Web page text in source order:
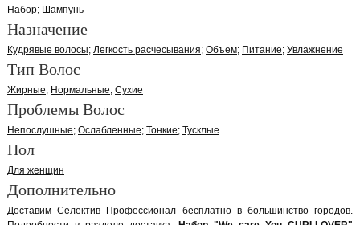
Набор Шампунь
Назначение
Кудрявые волосы Легкость расчесывания Объем Питание Увлажнение
Тип Волос
Жирные Нормальные Сухие
Проблемы Волос
Непослушные Ослабленные Тонкие Тусклые
Пол
Для женщин
Дополнительно
Доставим Селектив Профессионал бесплатно в большинство городов.